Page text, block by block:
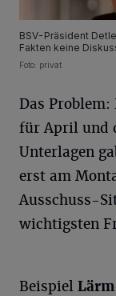
BSV-Präsident
Fakten keine
Foto: privat
Das Problem:
für April und
Unterlagen
erst am
Ausschuss-
wichtigsten
Beispiel